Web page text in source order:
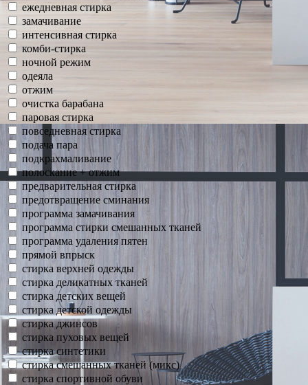
ежедневная стирка
замачивание
интенсивная стирка
комби-стирка
ночной режим
одеяла
отжим
очистка барабана
паровая стирка
повседневная стирка
подача пара
подкрахмаливание
полоскание + отжим
предварительная стирка
предотвращение сминания
программа замачивания
программа стирки смешанных тканей
программа удаления пятен
прямой впрыск
стирка верхней одежды
стирка деликатных тканей
стирка детских вещей
стирка детской одежды
стирка джинсов
стирка пуховых вещей
стирка синтетики
стирка смешанных тканей (микс)
стирка спортивной обуви